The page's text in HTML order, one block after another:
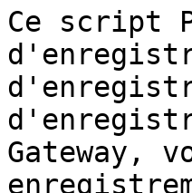
Ce script
Gateway,